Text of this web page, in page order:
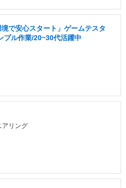
境で安心スタート」ゲームテスタ
プル作業/20~30代活躍中
アリング